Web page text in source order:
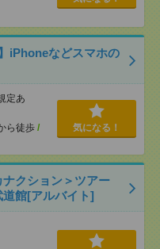
iPhoneなどスマホの
定あ
ら徒歩 /
気になる！
クション＞ツアー
館[アルバイト]